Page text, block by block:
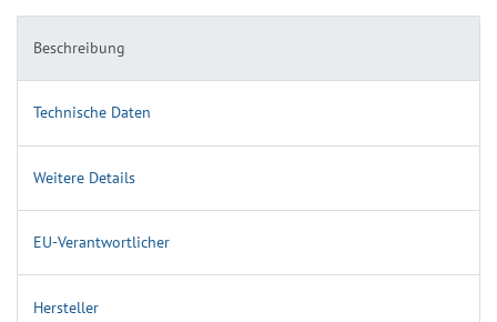
Beschreibung
Technische Daten
Weitere Details
EU-Verantwortlicher
Hersteller